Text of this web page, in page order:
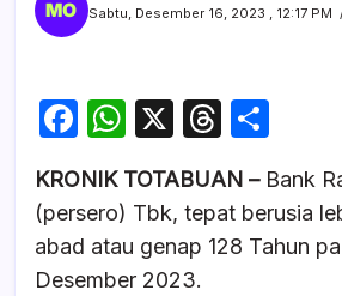
Sabtu, Desember 16, 2023 , 12:17 PM
F
c
e
b
W
at
s
A
X
T
e
a
ar
e
KRONIK TOTABUAN –Bank
(persero) Tbk, tepat berusia
abad atau genap 128 Tahun
Desember 2023.